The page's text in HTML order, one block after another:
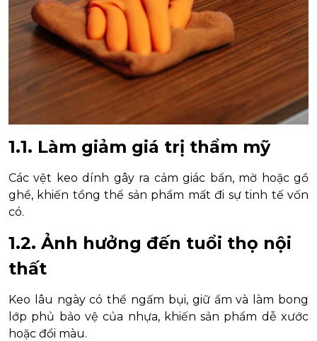
1.1. Làm giảm giá trị thẩm mỹ
Các vệt keo dính gây ra cảm giác bẩn, mờ hoặc gồ
ghề, khiến tổng thể sản phẩm mất đi sự tinh tế vốn
có.
1.2. Ảnh hưởng đến tuổi thọ nội
thất
Keo lâu ngày có thể ngấm bụi, giữ ẩm và làm bong
lớp phủ bảo vệ của nhựa, khiến sản phẩm dễ xước
hoặc đổi màu.